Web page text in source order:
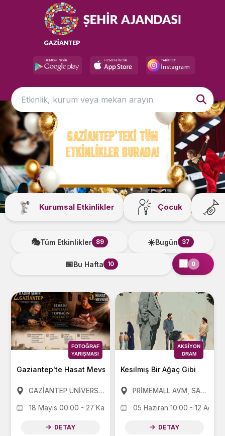
Kurumsal Etkinlikler Çocuk
🎭Tüm Etkinlikler 89 ☀️Bugün 37
📅Bu Hafta 10 🏢 0
FOTOĞRAF
YARIŞMASI
Gaziantep'te Hasat Mevsimi ve Kadim Şehir Gaziantep
GAZİANTEP ÜNİVERSİTESİ MÂVERA KONGRE VE SANAT MERKEZİ (GAZİANTEP KÜLTÜR SANAT)(GAÜN MAVERA KSM )
18 Mayıs 00:00 - 27 Kasım 12:00
DETAY
AKSIYON
DRAM
Kesilmiş Bir Ağaç Gibi
PRİMEMALL AVM, SANKO PARK AVM, FORUM AVM
05 Haziran 10:00 - 12
DETAY